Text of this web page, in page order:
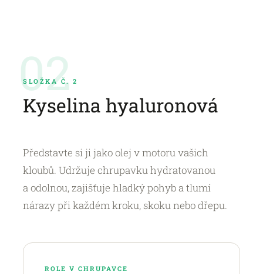
02
SLOŽKA Č. 2
Kyselina hyaluronová
Představte si ji jako olej v motoru vašich
kloubů. Udržuje chrupavku hydratovanou
a odolnou, zajišťuje hladký pohyb a tlumí
nárazy při každém kroku, skoku nebo dřepu.
ROLE V CHRUPAVCE